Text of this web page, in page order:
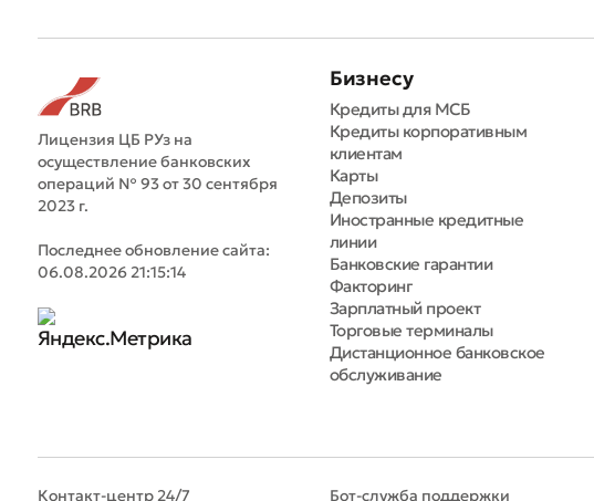
Лицензия ЦБ РУз на
осуществление банковских
операций № 93 от 30 сентября
2023 г.
Последнее обновление сайта:
06.08.2026 21:15:14
Бизнесу
Кредиты для МСБ
Кредиты корпоративным
клиентам
Карты
Депозиты
Иностранные кредитные
линии
Банковские гарантии
Факторинг
Зарплатный проект
Торговые терминалы
Дистанционное банковское
обслуживание
Контакт-центр 24/7 Бот-служба поддержки